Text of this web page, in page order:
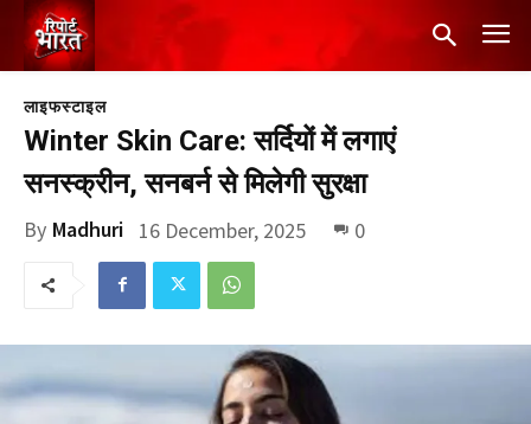
लाइफस्टाइल
Winter Skin Care: सर्दियों में लगाएं
सनस्क्रीन, सनबर्न से मिलेगी सुरक्षा
By Madhuri 16 December, 2025 0